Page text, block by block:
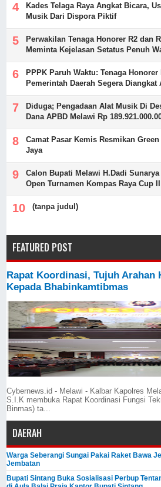
Kades Telaga Raya Angkat Bicara,
Musik Dari Dispora Piktif
Perwakilan Tenaga Honorer R2 dan
Meminta Kejelasan Setatus Penuh
PPPK Paruh Waktu: Tenaga Honorer
Pemerintah Daerah Segera Diangkat
Diduga; Pengadaan Alat Musik Di
Dana APBD Melawi Rp
Camat Pasar Kemis Resmikan
Jaya
Calon Bupati Melawi H.Dadi
Open Turnamen Kompas Raya Cup II
(tanpa judul)
FEATURED POST
Rapat Koordinasi, Tujuh Arahan
Kepada Bhabinkamtibmas
Cybernews.id - Melawi - Kalbar Kapolres
S.I.K membuka Rapat Koordinasi Fungsi
Binmas) ta...
DAERAH
Warga Seberangi Sungai Pakai Raket Bawa
Jembatan
Bupati Sintang Buka Sosialisasi Perbup